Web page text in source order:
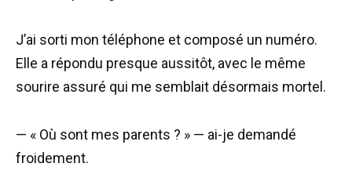
J’ai sorti mon téléphone et composé un numéro.
Elle a répondu presque aussitôt, avec le même
sourire assuré qui me semblait désormais mortel.
— « Où sont mes parents ? » — ai-je demandé
froidement.